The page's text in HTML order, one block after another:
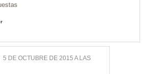
5 DE OCTUBRE DE 2015 A LAS